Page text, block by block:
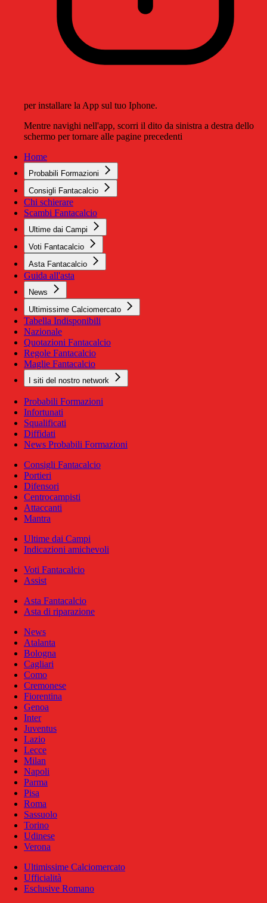
per installare la App sul tuo Iphone.
Mentre navighi nell'app, scorri il dito da sinistra a destra dello
schermo per tornare alle pagine precedenti
Home
Probabili Formazioni
Consigli Fantacalcio
Chi schierare
Scambi Fantacalcio
Ultime dai Campi
Voti Fantacalcio
Asta Fantacalcio
Guida all'asta
News
Ultimissime Calciomercato
Tabella Indisponibili
Nazionale
Quotazioni Fantacalcio
Regole Fantacalcio
Maglie Fantacalcio
I siti del nostro network
Probabili Formazioni
Infortunati
Squalificati
Diffidati
News Probabili Formazioni
Consigli Fantacalcio
Portieri
Difensori
Centrocampisti
Attaccanti
Mantra
Ultime dai Campi
Indicazioni amichevoli
Voti Fantacalcio
Assist
Asta Fantacalcio
Asta di riparazione
News
Atalanta
Bologna
Cagliari
Como
Cremonese
Fiorentina
Genoa
Inter
Juventus
Lazio
Lecce
Milan
Napoli
Parma
Pisa
Roma
Sassuolo
Torino
Udinese
Verona
Ultimissime Calciomercato
Ufficialità
Esclusive Romano